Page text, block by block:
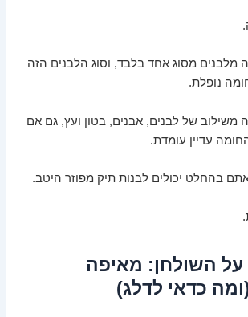
מלבנים מסוג אחד בלבד, וסוג הלבנים הזה
נופלת.
משילוב של לבנים, אבנים, בטון ועץ, גם אם
עדיין עומדת.
על השולחן: מאיפה
כדאי לדלג)